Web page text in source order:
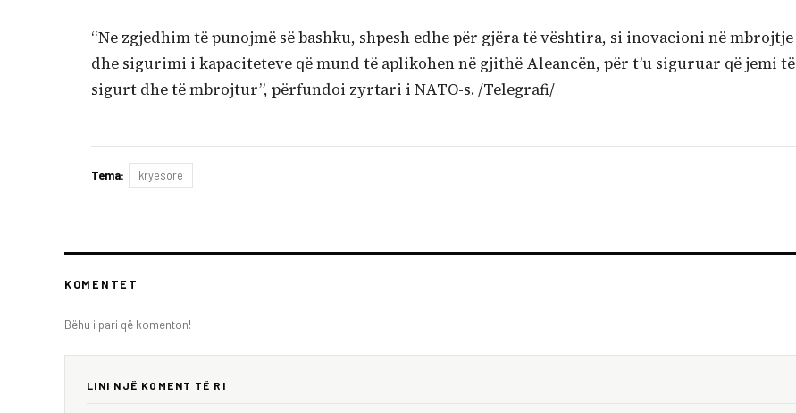
“Ne zgjedhim të punojmë së bashku, shpesh edhe për gjëra të vështira, si inovacioni në mbrojtje
dhe sigurimi i kapaciteteve që mund të aplikohen në gjithë Aleancën, për t’u siguruar që jemi të
sigurt dhe të mbrojtur”, përfundoi zyrtari i NATO-s. /Telegrafi/
Tema: kryesore
KOMENTET
Bëhu i pari që komenton!
LINI NJË KOMENT TË RI